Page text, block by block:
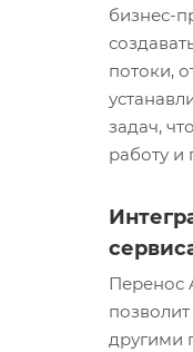
бизнес-
потоки,
задач,
работу и
Перенос
другими